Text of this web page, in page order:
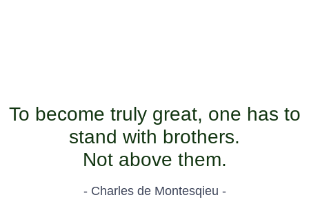
To become truly great, one has to
stand with brothers.
Not above them.
- Charles de Montesqieu -